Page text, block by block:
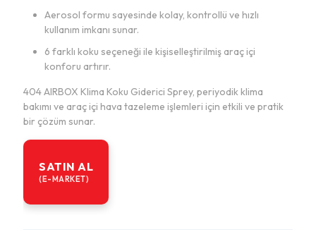
Aerosol formu sayesinde kolay, kontrollü ve hızlı
kullanım imkanı sunar.
6 farklı koku seçeneği ile kişiselleştirilmiş araç içi
konforu artırır.
404 AIRBOX Klima Koku Giderici Sprey, periyodik klima
bakımı ve araç içi hava tazeleme işlemleri için etkili ve pratik
bir çözüm sunar.
SATIN AL
(E-MARKET)